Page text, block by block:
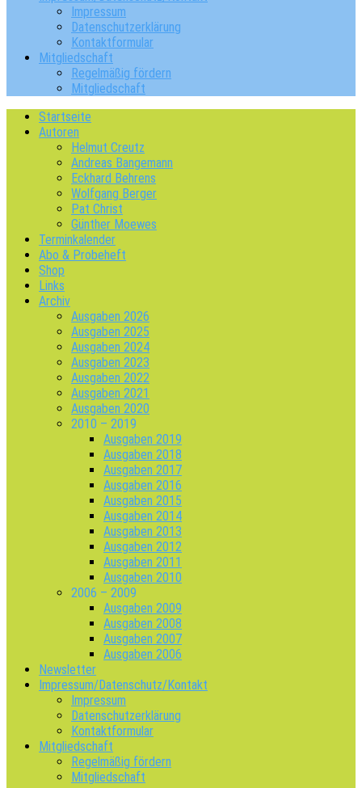
Impressum
Datenschutzerklärung
Kontaktformular
Mitgliedschaft
Regelmäßig fördern
Mitgliedschaft
Startseite
Autoren
Helmut Creutz
Andreas Bangemann
Eckhard Behrens
Wolfgang Berger
Pat Christ
Günther Moewes
Terminkalender
Abo & Probeheft
Shop
Links
Archiv
Ausgaben 2026
Ausgaben 2025
Ausgaben 2024
Ausgaben 2023
Ausgaben 2022
Ausgaben 2021
Ausgaben 2020
2010 – 2019
Ausgaben 2019
Ausgaben 2018
Ausgaben 2017
Ausgaben 2016
Ausgaben 2015
Ausgaben 2014
Ausgaben 2013
Ausgaben 2012
Ausgaben 2011
Ausgaben 2010
2006 – 2009
Ausgaben 2009
Ausgaben 2008
Ausgaben 2007
Ausgaben 2006
Newsletter
Impressum/Datenschutz/Kontakt
Impressum
Datenschutzerklärung
Kontaktformular
Mitgliedschaft
Regelmäßig fördern
Mitgliedschaft